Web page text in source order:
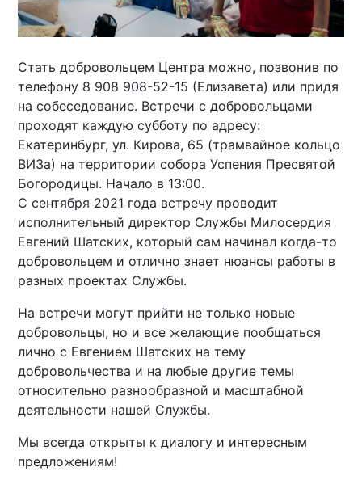
Стать добровольцем Центра можно, позвонив по
телефону 8 908 908-52-15 (Елизавета) или придя
на собеседование. Встречи с добровольцами
проходят каждую субботу по адресу:
Екатеринбург, ул. Кирова, 65 (трамвайное кольцо
ВИЗа) на территории собора Успения Пресвятой
Богородицы. Начало в 13:00.
С сентября 2021 года встречу проводит
исполнительный директор Службы Милосердия
Евгений Шатских, который сам начинал когда-то
добровольцем и отлично знает нюансы работы в
разных проектах Службы.
На встречи могут прийти не только новые
добровольцы, но и все желающие пообщаться
лично с Евгением Шатских на тему
добровольчества и на любые другие темы
относительно разнообразной и масштабной
деятельности нашей Службы.
Мы всегда открыты к диалогу и интересным
предложениям!